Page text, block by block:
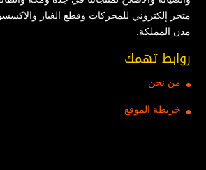
متجر إلكتروني للمحركات وقطع الغيار
مدن المملكة.
روابط تهمك
من نحن
خريطة الموقع